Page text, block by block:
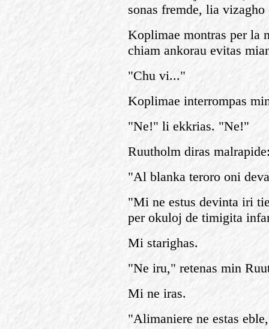
sonas fremde, lia
Koplimae montras per la
chiam ankorau evitas
"Chu vi..."
Koplimae interrompas
"Ne!" li ekkrias. "Ne!"
Ruutholm diras
"Al blanka teroro oni
"Mi ne estus devinta iri
per okuloj de timigita
Mi starighas.
"Ne iru," retenas min
Mi ne iras.
"Alimaniere ne estas